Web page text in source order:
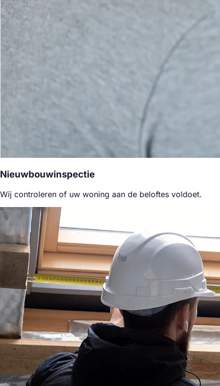
Nieuwbouwinspectie
Wij controleren of uw woning aan de beloftes voldoet.